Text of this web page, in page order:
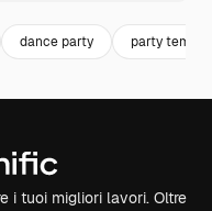
dance party party
i tuoi migliori lavori. Oltre